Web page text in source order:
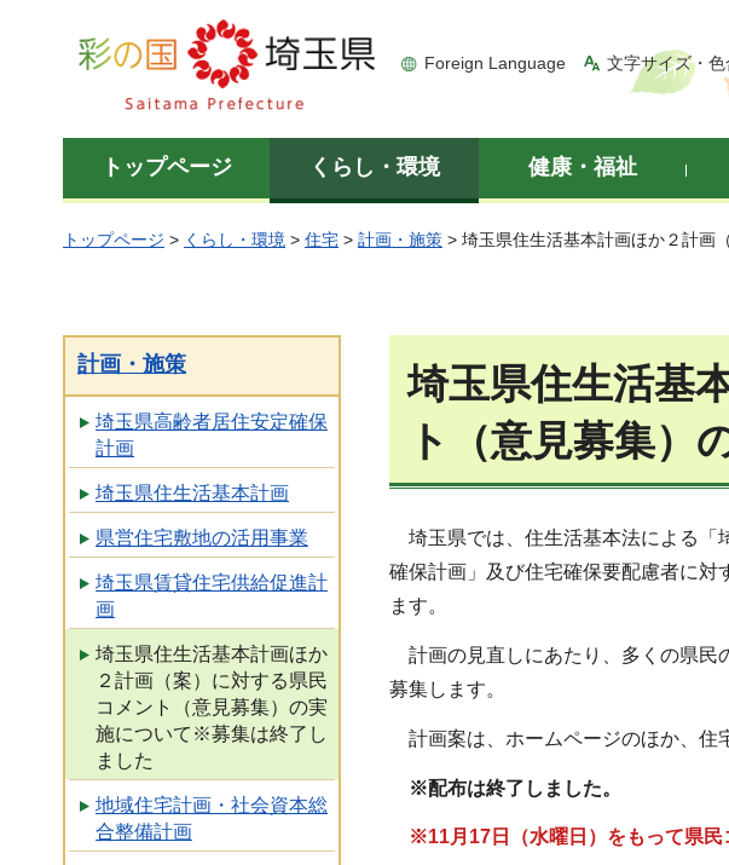
彩の国 埼玉県
Foreign Language 文字サイズ・色
トップページ くらし・環境 健康・福祉
トップページ > くらし・環境 > 住宅 > 計画・施策 > 埼玉県住生活基本計画ほか２計画
計画・施策
埼玉県高齢者居住安定確保
計画
埼玉県住生活基本計画
県営住宅敷地の活用事業
埼玉県賃貸住宅供給促進計
画
埼玉県住生活基本計画ほか
２計画（案）に対する県民
コメント（意見募集）の実
施について※募集は終了し
ました
地域住宅計画・社会資本総
合整備計画
埼玉県住生活基
ト（意見募集
埼玉県では、住生活基本法による「
確保計画」及び住宅確保要配慮者に対
ます。
計画の見直しにあたり、多くの県民
募集します。
計画案は、ホームページのほか、住
※配布は終了しました。
※11月17日（水曜日）をもって県民